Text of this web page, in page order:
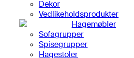
Dekor
Vedlikeholdsprodukter
Hagemøbler
Sofagrupper
Spisegrupper
Hagestoler